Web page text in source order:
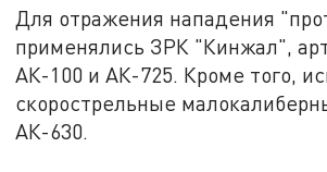
Для отражения нападения
применялись ЗРК "Кинжал",
АК-100 и АК-725. Кроме того,
скорострельные
АК-630.